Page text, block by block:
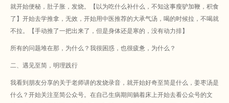
就开始便秘，肚子胀，发烧。【以为吃什么补什么，不知这事瘦驴加鞭，积食
了】开始去学推拿，无效，开始用中医推荐的大承气汤，喝的时候拉，不喝就
不拉。【手动推了一把出来了，但是身体还是寒的，没有动力排】
所有的问题堆在那，为什么？我很困惑，也很疲惫，为什么？
二、遇见至简，明理践行
我看到朋友分享的关于老师讲的发烧录音，就开始好奇至简是什么，姜枣汤是
什么？开始关注至简公众号。 在自己生病期间躺着床上开始去看公众号的文